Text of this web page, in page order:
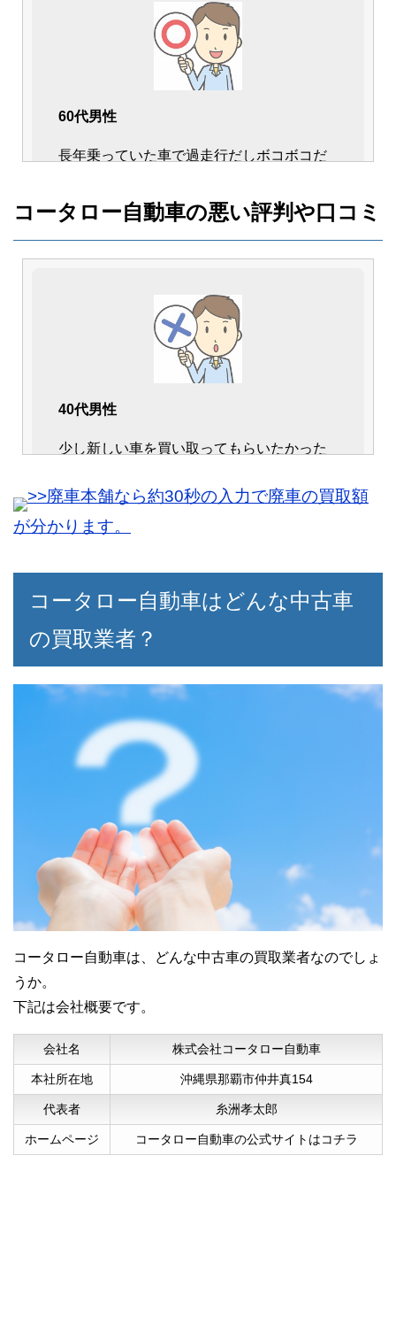
60代男性
長年乗っていた車で過走行だしボコボコだ
いました。
40代女性
説明が丁寧で、還付金の説明や流れなどを
分かりやすく教えてくれました。
まで不安なく任せられました。
40代男性
すぐに車を引き取りに来てくれてその時に
手渡されました。
こんなに早く現金が入ると思わなかったの
で、少し驚いています。
40代男性
気が付いたら車検切れの車が車庫の中にあ
コータロー自動車の悪い評判や口コミ
40代男性
少し新しい車を買い取ってもらいたかった
ったです。
やはりひとつの業者からのみだと、かなり
>>廃車本舗なら約30秒の入力で廃車の買取額
が分かります。
コータロー自動車はどんな中古車
の買取業者？
コータロー自動車は、どんな中古車の買取業者なのでしょ
うか。
下記は会社概要です。
会社名 株式会社コータロー自動車
本社所在地 沖縄県那覇市仲井真154
代表者 糸洲孝太郎
ホームページ コータロー自動車の公式サイトはコチラ